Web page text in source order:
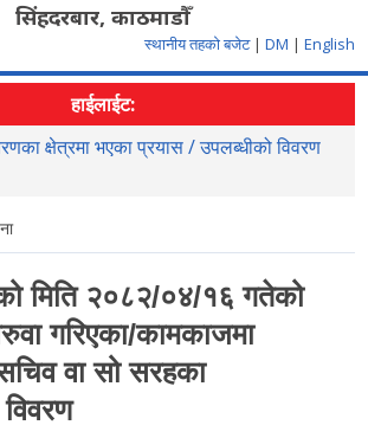
सिंहदरबार, काठमाडौँ
स्थानीय तहको बजेट | DM | English
हाईलाईट:
क्षेत्रमा भएका प्रयास / उपलब्धीको विवरण
मिति २०८२/०४/१६ गतेको
गरिएका/कामकाजमा
वा सो सरहका